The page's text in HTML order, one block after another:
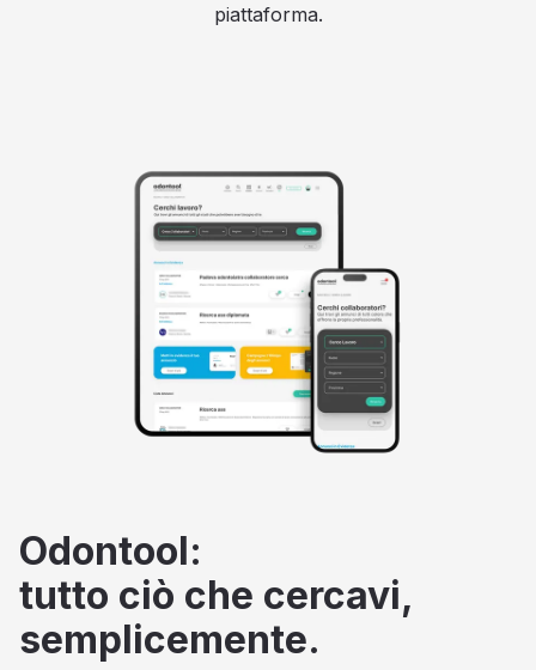
piattaforma.
Odontool:
tutto ciò che cercavi,
semplicemente.